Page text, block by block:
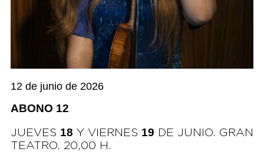
12 de junio de 2026
ABONO 12
JUEVES 18 Y VIERNES 19 DE JUNIO. GRAN
TEATRO. 20,00 H.